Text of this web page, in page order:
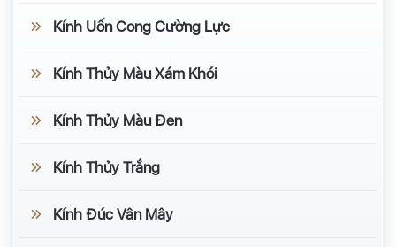
Kính Uốn Cong Cường Lực
Kính Thủy Màu Xám Khói
Kính Thủy Màu Đen
Kính Thủy Trắng
Kính Đúc Vân Mây